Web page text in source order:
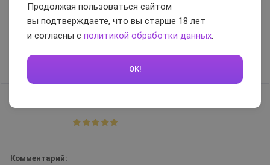
Недостатки: нет
Вам помог отзыв?
Комментарий:
Продолжая пользоваться сайтом
вы подтверждаете, что вы старше 18 лет
и согласны с политикой обработки данных.
OK!